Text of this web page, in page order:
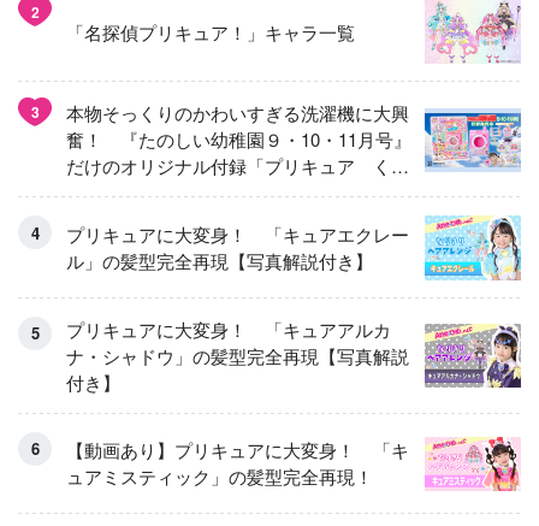
2
「名探偵プリキュア！」キャラ一覧
3
本物そっくりのかわいすぎる洗濯機に大興
奮！ 『たのしい幼稚園９・10・11月号』
だけのオリジナル付録「プリキュア くる
くるせんたくき」
プリキュアに大変身！ 「キュアエクレー
ル」の髪型完全再現【写真解説付き】
プリキュアに大変身！ 「キュアアルカ
ナ・シャドウ」の髪型完全再現【写真解説
付き】
【動画あり】プリキュアに大変身！ 「キ
ュアミスティック」の髪型完全再現！